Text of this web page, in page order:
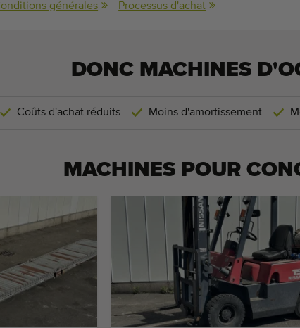
générales Processus d'achat
DONC MACHINES
Coûts d'achat réduits Moins d'amortissement
MACHINES POUR